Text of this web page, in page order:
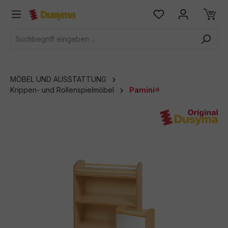
springen
MÖBEL UND AUSSTATTUNG
Krippen- und Rollenspielmöbel
Pamini®